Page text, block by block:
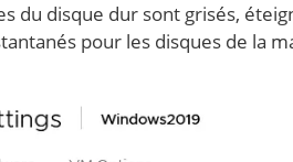
du disque dur sont grisés,
pour les disques de la